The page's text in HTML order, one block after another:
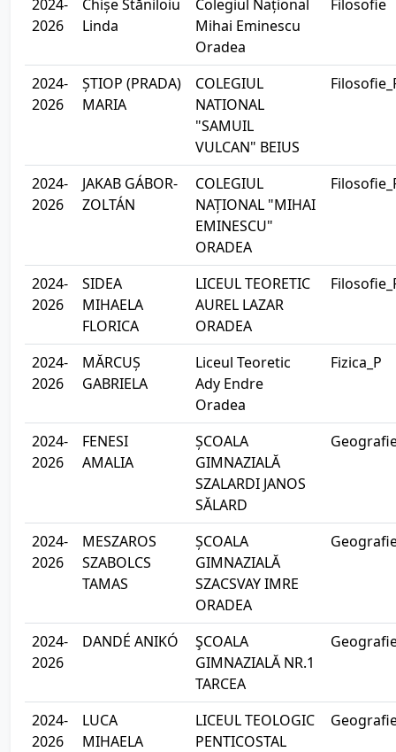
2024-
2026
Chișe Stăniloiu
Linda
Colegiul Național
Mihai Eminescu
Oradea
Filosofie
2024-
2026
ȘTIOP (PRADA)
MARIA
COLEGIUL
NATIONAL
"SAMUIL
VULCAN" BEIUS
2024-
2026
JAKAB GÁBOR-
ZOLTÁN
COLEGIUL
NAȚIONAL "MIHAI
EMINESCU"
ORADEA
2024-
2026
SIDEA
MIHAELA
FLORICA
LICEUL TEORETIC
AUREL LAZAR
ORADEA
2024-
2026
MĂRCUȘ
GABRIELA
Liceul Teoretic
Ady Endre
Oradea
Fizica_P
2024-
2026
FENESI
AMALIA
ȘCOALA
GIMNAZIALĂ
SZALARDI JANOS
SĂLARD
2024-
2026
MESZAROS
SZABOLCS
TAMAS
ȘCOALA
GIMNAZIALĂ
SZACSVAY IMRE
ORADEA
2024-
2026
DANDÉ ANIKÓ
ŞCOALA
GIMNAZIALĂ NR.1
TARCEA
2024-
2026
LUCA
MIHAELA
LICEUL TEOLOGIC
PENTICOSTAL